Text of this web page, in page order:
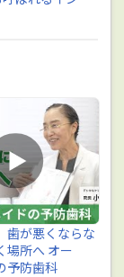
歯が悪くならな
場所へ オー
予防歯科